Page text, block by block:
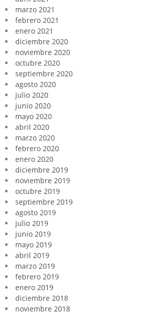
marzo 2021
febrero 2021
enero 2021
diciembre 2020
noviembre 2020
octubre 2020
septiembre 2020
agosto 2020
julio 2020
junio 2020
mayo 2020
abril 2020
marzo 2020
febrero 2020
enero 2020
diciembre 2019
noviembre 2019
octubre 2019
septiembre 2019
agosto 2019
julio 2019
junio 2019
mayo 2019
abril 2019
marzo 2019
febrero 2019
enero 2019
diciembre 2018
noviembre 2018